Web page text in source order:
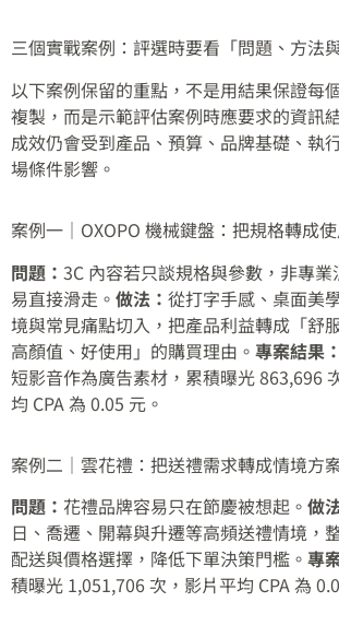
三個實戰案例：評選時要看「問題、方法與
以下案例保留的重點，不是用結果保證每
複製，而是示範評估案例時應要求的資訊
成效仍會受到產品、預算、品牌基礎、執
場條件影響。
案例一｜OXOPO 機械鍵盤：把規格轉成
問題： 3C 內容若只談規格與參數，非專業
易直接滑走。 做法： 從打字手感、桌面美
境與常見痛點切入，把產品利益轉成「舒
高顏值、好使用」的購買理由。 專案結果：
短影音作為廣告素材，累積曝光 863,696
均 CPA 為 0.05 元。
案例二｜雲花禮：把送禮需求轉成情境方
問題： 花禮品牌容易只在節慶被想起。 做
日、喬遷、開幕與升遷等高頻送禮情境，
配送與價格選擇，降低下單決策門檻。 專
積曝光 1,051,706 次，影片平均 CPA 為